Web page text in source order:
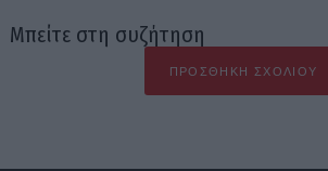
Μπείτε στη συζήτηση
ΠΡΟΣΘΉΚΗ ΣΧΟΛΊΟΥ